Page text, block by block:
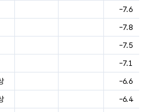
-7.6
-7.8
-7.5
-7.1
-6.6
-6.4